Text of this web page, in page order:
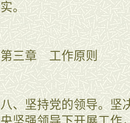
实。
第三章 工作原则
八、坚持党的领导。坚